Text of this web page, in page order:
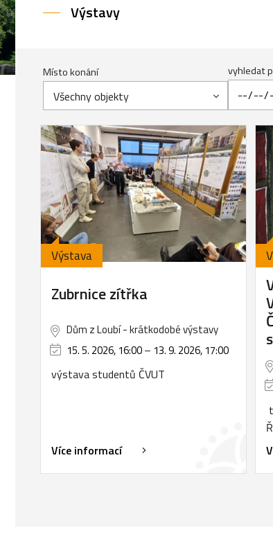
Výstavy
Místo konání
Všechny objekty
vyhledat
Výstava
Zubrnice zítřka
Dům z Loubí - krátkodobé výstavy
15. 5. 2026, 16:00– 13. 9. 2026, 17:00
výstava studentů ČVUT
Více informací